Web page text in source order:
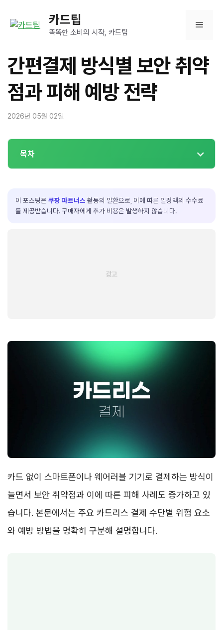
카드팁
똑똑한 소비의 시작, 카드팁
메
뉴
간편결제 방식별 보안 취약
점과 피해 예방 전략
2026년 05월 02일
목차
이 포스팅은 쿠팡 파트너스 활동의 일환으로, 이에 따른 일정액의 수수료
를 제공받습니다. 구매자에게 추가 비용은 발생하지 않습니다.
카드 없이 스마트폰이나 웨어러블 기기로 결제하는 방식이
늘면서 보안 취약점과 이에 따른 피해 사례도 증가하고 있
습니다. 본문에서는 주요 카드리스 결제 수단별 위험 요소
와 예방 방법을 명확히 구분해 설명합니다.